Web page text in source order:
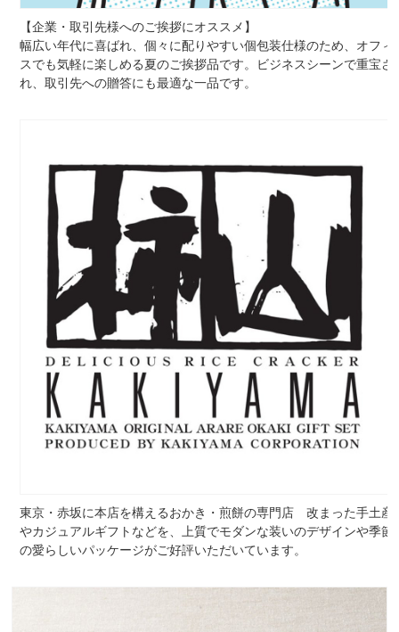
【企業・取引先様へのご挨拶にオススメ】
幅広い年代に喜ばれ、個々に配りやすい個包装仕様のため、オフィ
スでも気軽に楽しめる夏のご挨拶品です。ビジネスシーンで重宝さ
れ、取引先への贈答にも最適な一品です。
東京・赤坂に本店を構えるおかき・煎餅の専門店 改まった手土産
やカジュアルギフトなどを、上質でモダンな装いのデザインや季節
の愛らしいパッケージがご好評いただいています。